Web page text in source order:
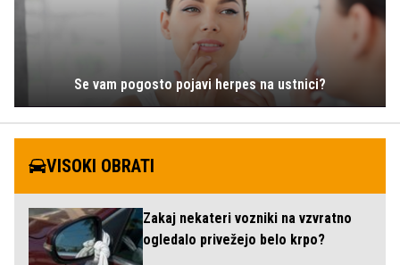
Se vam pogosto pojavi herpes na ustnici?
VISOKI OBRATI
Zakaj nekateri vozniki na vzvratno
ogledalo privežejo belo krpo?